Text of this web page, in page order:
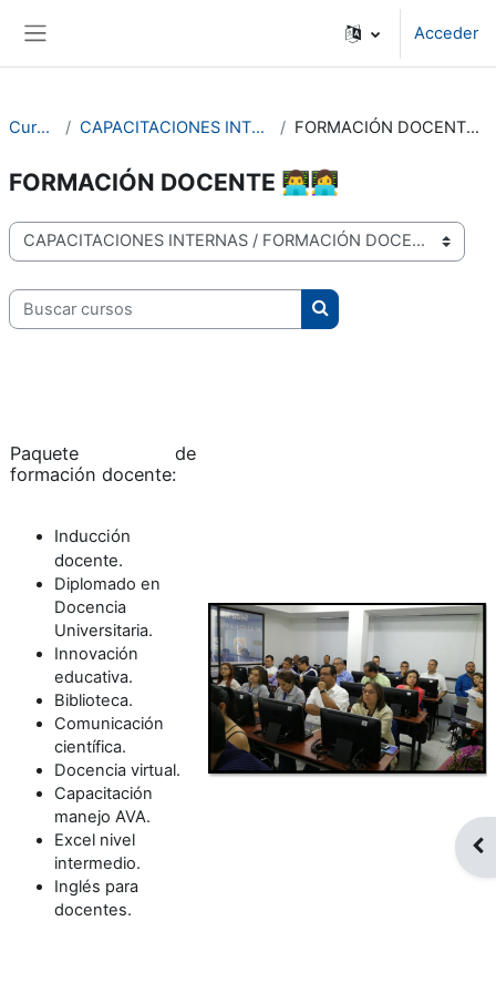
Acceder
Cursos CAPACITACIONES INTERNAS FORMACIÓN DOCENTE 👨‍💻👩‍💻
FORMACIÓN DOCENTE 👨‍💻👩‍💻
Categorías de curso
Buscar cursos
Buscar cursos
Paquete de
formación docente:
Inducción
docente.
Diplomado en
Docencia
Universitaria.
Innovación
educativa.
Biblioteca.
Comunicación
científica.
Docencia virtual.
Capacitación
manejo AVA.
Excel nivel
intermedio.
Inglés para
docentes.